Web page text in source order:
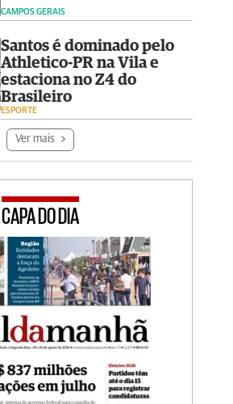
CAMPOS GERAIS
Santos é dominado pelo
Athletico-PR na Vila e
estaciona no Z4 do
Brasileiro
ESPORTE
Ver mais
CAPA DO DIA